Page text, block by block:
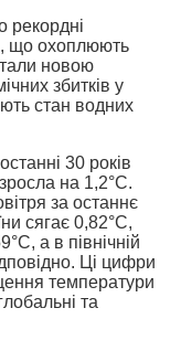
рекордні
що охоплюють
новою
збитків у
стан водних
30 років
на 1,2°C.
за останнє
сягає 0,82°C,
а в північній
Ці цифри
температури
та